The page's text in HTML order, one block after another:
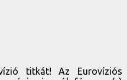
titkát! Az Eurovíziós